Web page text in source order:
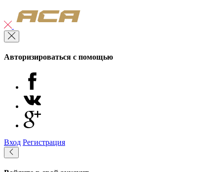
Авторизироваться с помощью
Вход Регистрация